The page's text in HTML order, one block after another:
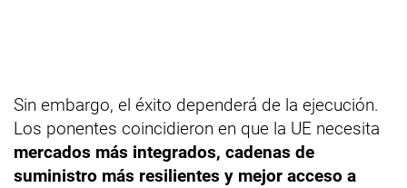
Sin embargo, el éxito dependerá de la ejecución.
Los ponentes coincidieron en que la UE necesita
mercados más integrados, cadenas de
suministro más resilientes y mejor acceso a